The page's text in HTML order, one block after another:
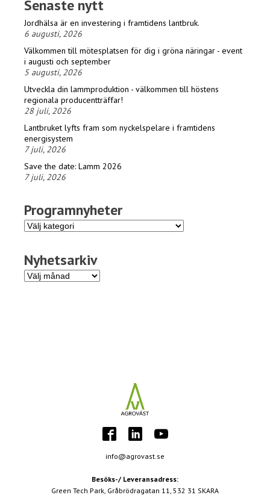
Senaste nytt
Jordhälsa är en investering i framtidens lantbruk.
6 augusti, 2026
Välkommen till mötesplatsen för dig i gröna näringar - event
i augusti och september
5 augusti, 2026
Utveckla din lammproduktion - välkommen till höstens
regionala producentträffar!
28 juli, 2026
Lantbruket lyfts fram som nyckelspelare i framtidens
energisystem
7 juli, 2026
Save the date: Lamm 2026
7 juli, 2026
Programnyheter
Programnyheter
Nyhetsarkiv
Nyhetsarkiv
info@agrovast.se
Besöks-/ Leveransadress:
Green Tech Park, Gråbrödragatan 11, 532 31 SKARA